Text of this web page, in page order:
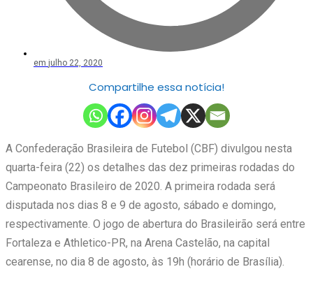
em julho 22, 2020
Compartilhe essa notícia!
A Confederação Brasileira de Futebol (CBF) divulgou nesta
quarta-feira (22) os detalhes das dez primeiras rodadas do
Campeonato Brasileiro de 2020. A primeira rodada será
disputada nos dias 8 e 9 de agosto, sábado e domingo,
respectivamente. O jogo de abertura do Brasileirão será entre
Fortaleza e Athletico-PR, na Arena Castelão, na capital
cearense, no dia 8 de agosto, às 19h (horário de Brasília).